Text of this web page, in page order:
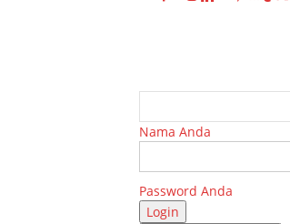
Nama Anda
Password Anda